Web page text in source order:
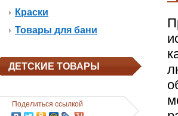
Краски
Товары для бани
ДЕТСКИЕ ТОВАРЫ
Поделиться ссылкой